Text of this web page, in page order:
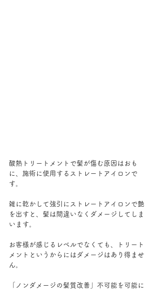
酸熱トリートメントで髪が傷む原因はおも
に、施術に使用するストレートアイロンで
す。
雑に乾かして強引にストレートアイロンで艶
を出すと、髪は間違いなくダメージしてしま
います。
お客様が感じるレベルでなくても、トリート
メントというからにはダメージはあり得ませ
ん。
「ノンダメージの髪質改善」不可能を可能に